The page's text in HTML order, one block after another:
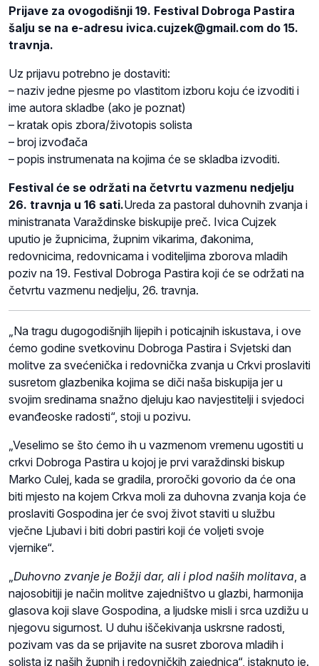
Prijave za ovogodišnji 19. Festival Dobroga Pastira
šalju se na e-adresu ivica.cujzek@gmail.com do 15.
travnja.
Uz prijavu potrebno je dostaviti:
– naziv jedne pjesme po vlastitom izboru koju će izvoditi i
ime autora skladbe (ako je poznat)
– kratak opis zbora/životopis solista
– broj izvođača
– popis instrumenata na kojima će se skladba izvoditi.
Festival će se održati na četvrtu vazmenu nedjelju
26. travnja u 16 sati.Ureda za pastoral duhovnih zvanja i
ministranata Varaždinske biskupije preč. Ivica Cujzek
uputio je župnicima, župnim vikarima, đakonima,
redovnicima, redovnicama i voditeljima zborova mladih
poziv na 19. Festival Dobroga Pastira koji će se održati na
četvrtu vazmenu nedjelju, 26. travnja.
„Na tragu dugogodišnjih lijepih i poticajnih iskustava, i ove
ćemo godine svetkovinu Dobroga Pastira i Svjetski dan
molitve za svećenička i redovnička zvanja u Crkvi proslaviti
susretom glazbenika kojima se diči naša biskupija jer u
svojim sredinama snažno djeluju kao navjestitelji i svjedoci
evanđeoske radosti“, stoji u pozivu.
„Veselimo se što ćemo ih u vazmenom vremenu ugostiti u
crkvi Dobroga Pastira u kojoj je prvi varaždinski biskup
Marko Culej, kada se gradila, proročki govorio da će ona
biti mjesto na kojem Crkva moli za duhovna zvanja koja će
proslaviti Gospodina jer će svoj život staviti u službu
vječne Ljubavi i biti dobri pastiri koji će voljeti svoje
vjernike“.
„Duhovno zvanje je Božji dar, ali i plod naših molitava, a
najosobitiji je način molitve zajedništvo u glazbi, harmonija
glasova koji slave Gospodina, a ljudske misli i srca uzdižu u
njegovu sigurnost. U duhu iščekivanja uskrsne radosti,
pozivam vas da se prijavite na susret zborova mladih i
solista iz naših župnih i redovničkih zajednica“, istaknuto je.